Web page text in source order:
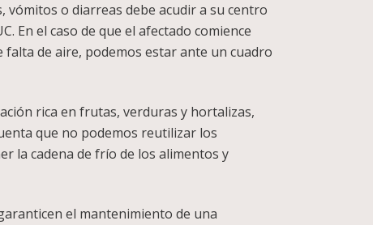
vómitos o diarreas debe acudir a su centro
En el caso de que el afectado comience
de aire, podemos estar ante un cuadro
rica en frutas, verduras y hortalizas,
que no podemos reutilizar los
la cadena de frío de los alimentos y
el mantenimiento de una